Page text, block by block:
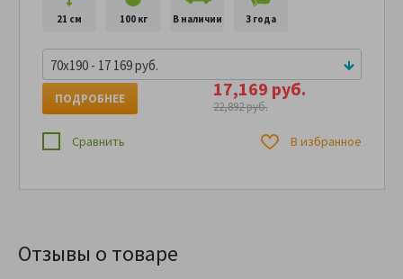
21 см 100 кг В наличии 3 года
70x190 - 17 169 руб.
17,169 руб.
22,892 руб.
ПОДРОБНЕЕ
Сравнить В избранное
Отзывы о товаре